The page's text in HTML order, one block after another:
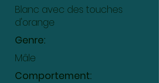
Blanc avec des touches
d'orange
Genre:
Mâle
Comportement: